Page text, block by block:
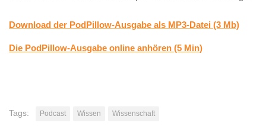
Download der PodPillow-Ausgabe als MP3-Datei (3 Mb)
Die PodPillow-Ausgabe online anhören (5 Min)
Tags: Podcast Wissen Wissenschaft